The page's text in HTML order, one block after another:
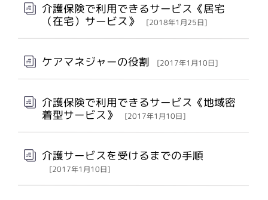
介護保険で利用できるサービス《居宅
（在宅）サービス》 [2018年1月25日]
ケアマネジャーの役割 [2017年1月10日]
介護保険で利用できるサービス《地域密
着型サービス》 [2017年1月10日]
介護サービスを受けるまでの手順
[2017年1月10日]